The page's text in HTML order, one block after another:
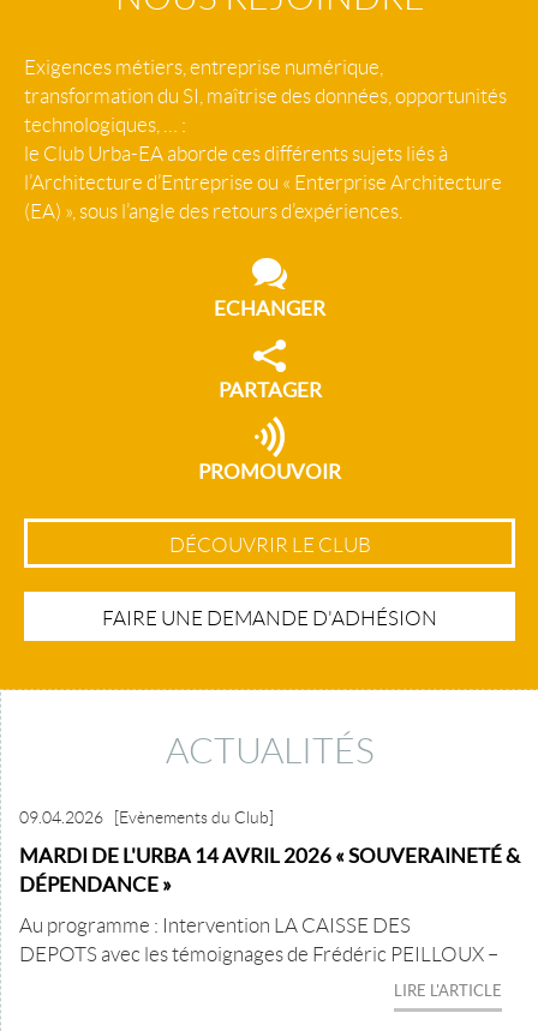
Exigences métiers, entreprise numérique,
transformation du SI, maîtrise des données, opportunités
technologiques, … :
le Club Urba-EA aborde ces différents sujets liés à
l’Architecture d’Entreprise ou « Enterprise Architecture
(EA) », sous l’angle des retours d’expériences.
ECHANGER
PARTAGER
PROMOUVOIR
DÉCOUVRIR LE CLUB
FAIRE UNE DEMANDE D'ADHÉSION
ACTUALITÉS
09.04.2026 [Evènements du Club]
MARDI DE L'URBA 14 AVRIL 2026 « SOUVERAINETÉ &
DÉPENDANCE »
Au programme : Intervention LA CAISSE DES
DEPOTS avec les témoignages de Frédéric PEILLOUX –
LIRE L'ARTICLE